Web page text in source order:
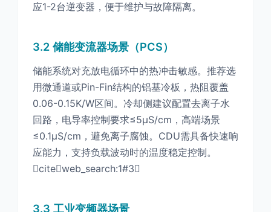
应1-2台逆变器，便于维护与故障隔离。
3.2 储能变流器场景（PCS）
储能系统对充放电循环中的热冲击敏感。推荐选
用微通道或Pin-Fin结构的铝基冷板，热阻覆盖
0.06-0.15K/W区间。冷却侧建议配置去离子水
回路，电导率控制要求≤5μS/cm，高端场景
≤0.1μS/cm，避免离子腐蚀。CDU需具备快速响
应能力，支持负载波动时的温度稳定控制。
citeweb_search:1#3
3.3 工业变频器场景